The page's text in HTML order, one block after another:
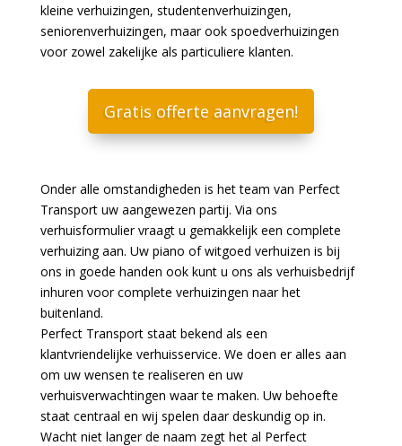
kleine verhuizingen, studentenverhuizingen,
seniorenverhuizingen, maar ook spoedverhuizingen
voor zowel zakelijke als particuliere klanten.
Gratis offerte aanvragen!
Onder alle omstandigheden is het team van Perfect
Transport uw aangewezen partij. Via ons
verhuisformulier vraagt u gemakkelijk een complete
verhuizing aan. Uw piano of witgoed verhuizen is bij
ons in goede handen ook kunt u ons als verhuisbedrijf
inhuren voor complete verhuizingen naar het
buitenland.
Perfect Transport staat bekend als een
klantvriendelijke verhuisservice. We doen er alles aan
om uw wensen te realiseren en uw
verhuisverwachtingen waar te maken. Uw behoefte
staat centraal en wij spelen daar deskundig op in.
Wacht niet langer de naam zegt het al Perfect